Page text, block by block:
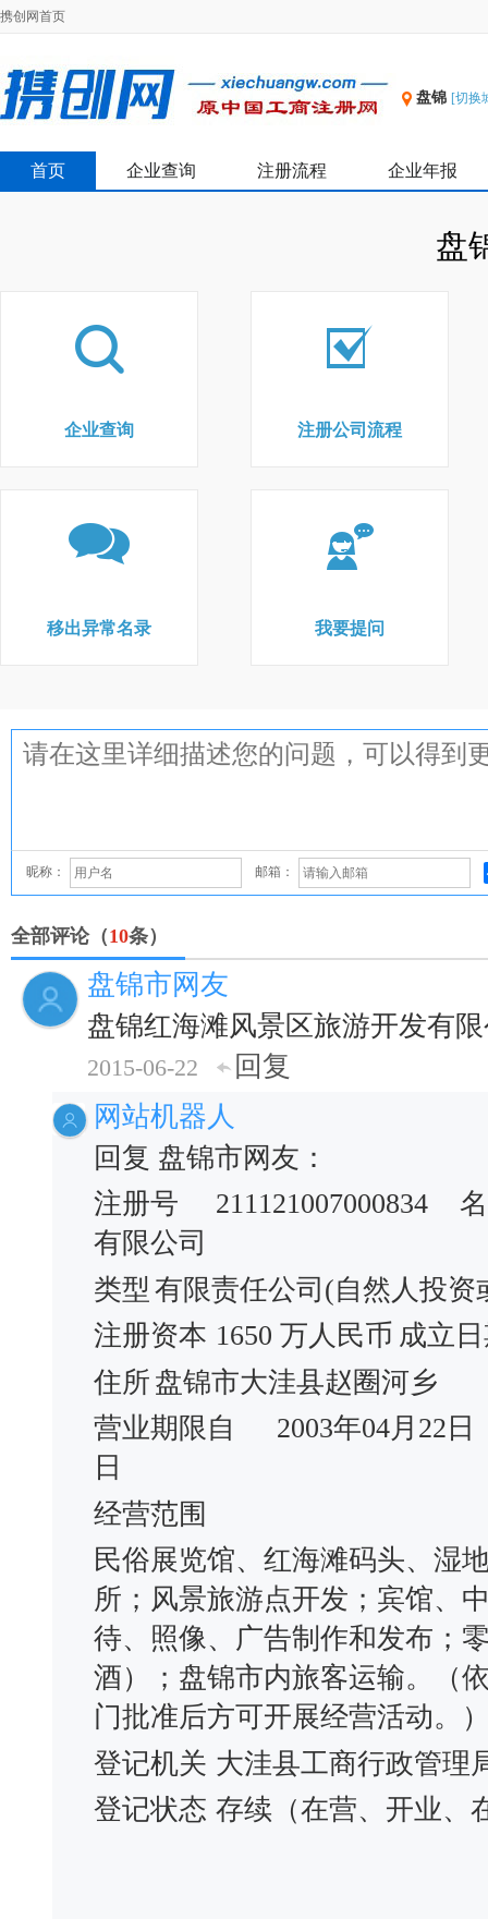
携创网首页
盘锦 [切换
首页 企业查询 注册流程 企业年报
盘
企业查询 注册公司流程
移出异常名录 我要提问
昵称： 邮箱：
全部评论（10条）
盘锦市网友
盘锦红海滩风景区旅游开发有
2015-06-22
回复
网站机器人
回复 盘锦市网友：
注册号
211121007000834
有限公司
类型 有限责任公司(自然人投资
注册资本 1650 万人民币 成立
住所 盘锦市大洼县赵圈河乡
营业期限自
2003年04月22日
日
经营范围
民俗展览馆、红海滩码头、湿
所；风景旅游点开发；宾馆、
待、照像、广告制作和发布；
酒）；盘锦市内旅客运输。（
门批准后方可开展经营活动。
登记机关 大洼县工商行政管理
登记状态 存续（在营、开业、